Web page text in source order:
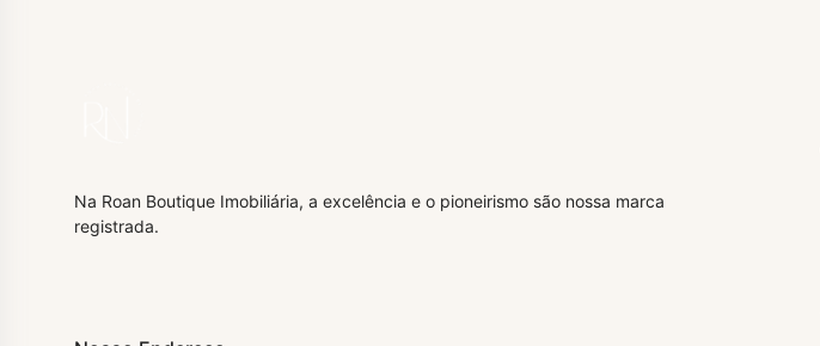
Na Roan Boutique Imobiliária, a excelência e o pioneirismo são nossa marca
registrada.